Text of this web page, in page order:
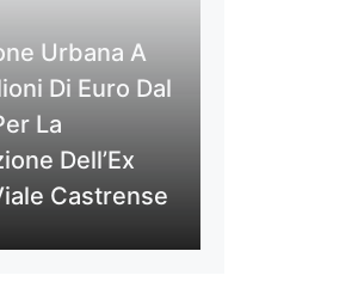
Urbana A
Di Euro Dal
La
Dell’Ex
Castrense